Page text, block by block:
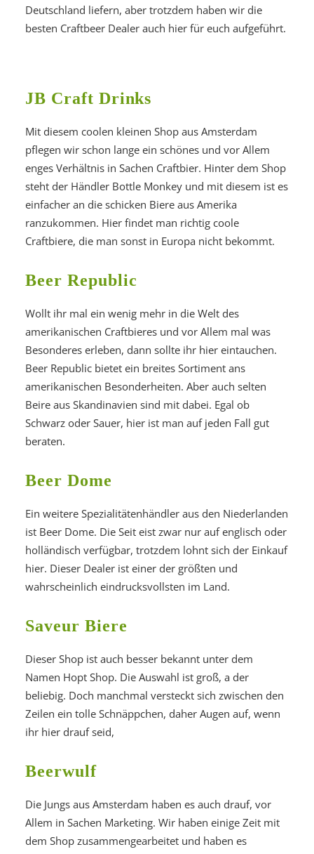
Deutschland liefern, aber trotzdem haben wir die
besten Craftbeer Dealer auch hier für euch aufgeführt.
JB Craft Drinks
Mit diesem coolen kleinen Shop aus Amsterdam
pflegen wir schon lange ein schönes und vor Allem
enges Verhältnis in Sachen Craftbier. Hinter dem Shop
steht der Händler Bottle Monkey und mit diesem ist es
einfacher an die schicken Biere aus Amerika
ranzukommen. Hier findet man richtig coole
Craftbiere, die man sonst in Europa nicht bekommt.
Beer Republic
Wollt ihr mal ein wenig mehr in die Welt des
amerikanischen Craftbieres und vor Allem mal was
Besonderes erleben, dann sollte ihr hier eintauchen.
Beer Republic bietet ein breites Sortiment ans
amerikanischen Besonderheiten. Aber auch selten
Beire aus Skandinavien sind mit dabei. Egal ob
Schwarz oder Sauer, hier ist man auf jeden Fall gut
beraten.
Beer Dome
Ein weitere Spezialitätenhändler aus den Niederlanden
ist Beer Dome. Die Seit eist zwar nur auf englisch oder
holländisch verfügbar, trotzdem lohnt sich der Einkauf
hier. Dieser Dealer ist einer der größten und
wahrscheinlich eindrucksvollsten im Land.
Saveur Biere
Dieser Shop ist auch besser bekannt unter dem
Namen Hopt Shop. Die Auswahl ist groß, a der
beliebig. Doch manchmal versteckt sich zwischen den
Zeilen ein tolle Schnäppchen, daher Augen auf, wenn
ihr hier drauf seid,
Beerwulf
Die Jungs aus Amsterdam haben es auch drauf, vor
Allem in Sachen Marketing. Wir haben einige Zeit mit
dem Shop zusammengearbeitet und haben es